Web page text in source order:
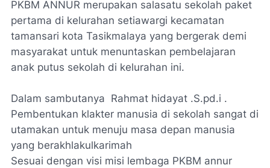
PKBM ANNUR merupakan salasatu sekolah paket
pertama di kelurahan setiawargi kecamatan
tamansari kota Tasikmalaya yang bergerak demi
masyarakat untuk menuntaskan pembelajaran
anak putus sekolah di kelurahan ini.
Dalam sambutanya Rahmat hidayat .S.pd.i .
Pembentukan klakter manusia di sekolah sangat di
utamakan untuk menuju masa depan manusia
yang berakhlakulkarimah
Sesuai dengan visi misi lembaga PKBM annur